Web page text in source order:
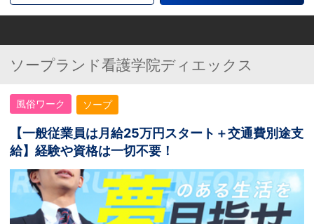
ソープランド看護学院ディエックス
風俗ワーク ソープ
【一般従業員は月給25万円スタート＋交通費別途支
給】経験や資格は一切不要！